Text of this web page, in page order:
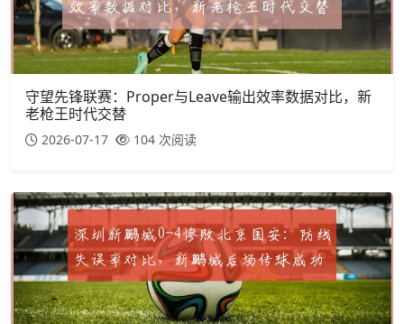
守望先锋联赛：Proper与Leave输出效率数据对比，新
老枪王时代交替
2026-07-17 104 次阅读